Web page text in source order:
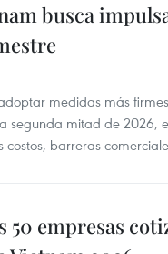
busca
medidas más
segunda mitad de 2026,
costos, barreras
50 empresas